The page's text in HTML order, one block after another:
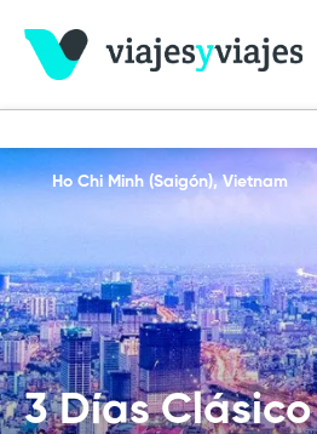
3 Días
Ho Chi Minh (Saigón), Vietnam